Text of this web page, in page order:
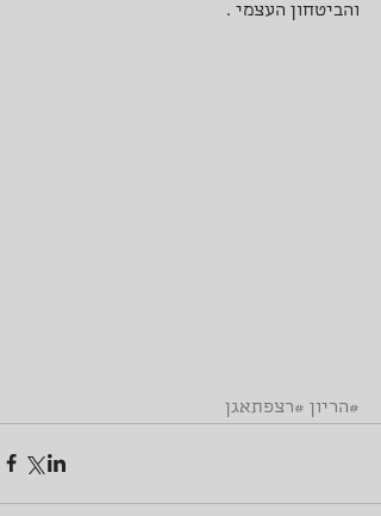
והביטחון העצמי .
#הריון #רצפתאגן